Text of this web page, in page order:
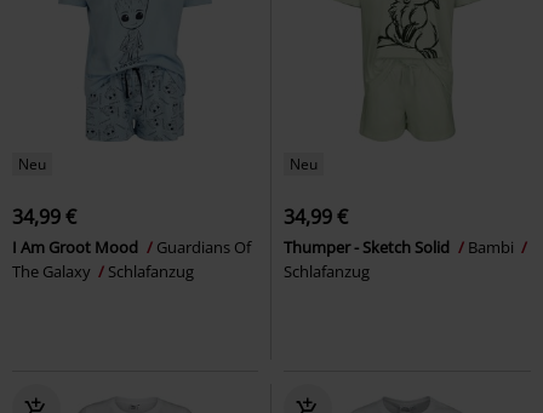
Neu
34,99 €
I Am Groot Mood
Guardians Of
The Galaxy
Schlafanzug
Neu
34,99 €
Thumper - Sketch Solid
Bambi
Schlafanzug